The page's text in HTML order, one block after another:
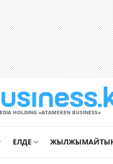
HOLDING «ATAMEKЕN BUSINESS»
ЕЛДЕ